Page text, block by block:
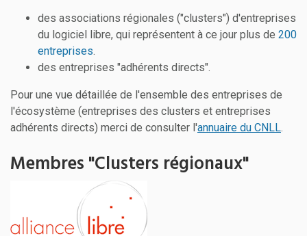
des associations régionales ("clusters") d'entreprises
du logiciel libre, qui représentent à ce jour plus de 200
entreprises.
des entreprises "adhérents directs".
Pour une vue détaillée de l'ensemble des entreprises de
l'écosystème (entreprises des clusters et entreprises
adhérents directs) merci de consulter l'annuaire du CNLL.
Membres "Clusters régionaux"